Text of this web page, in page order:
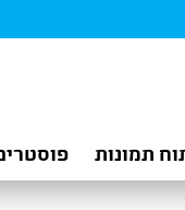
תמונות